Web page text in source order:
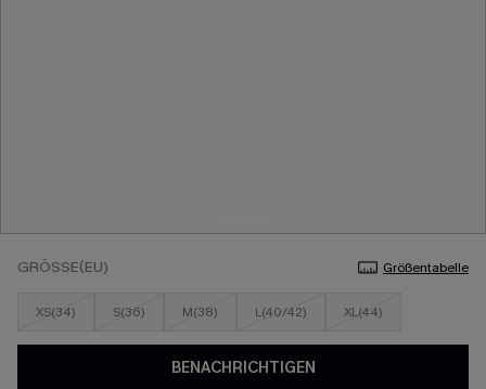
GRÖSSE(EU) Größentabelle
XS(34) S(36) M(38) L(40/42) XL(44)
BENACHRICHTIGEN